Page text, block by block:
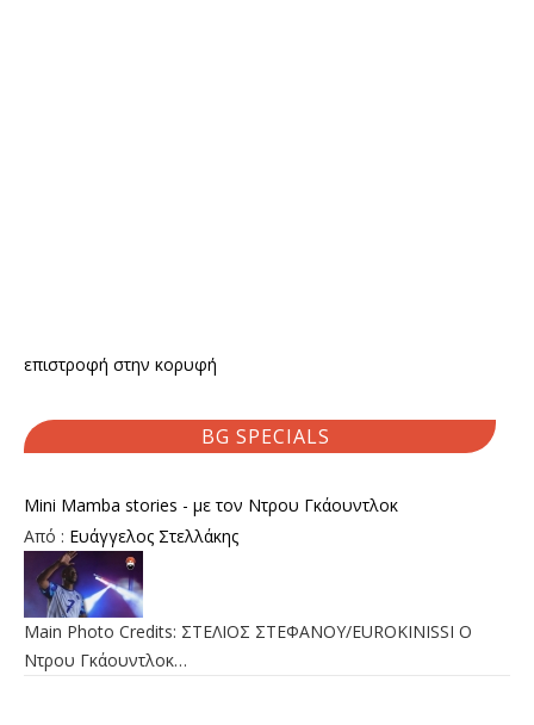
επιστροφή στην κορυφή
BG SPECIALS
Mini Mamba stories - με τον Ντρου Γκάουντλοκ
Από : Ευάγγελος Στελλάκης
Main Photo Credits: ΣΤΕΛΙΟΣ ΣΤΕΦΑΝΟΥ/EUROKINISSI Ο
Ντρου Γκάουντλοκ…